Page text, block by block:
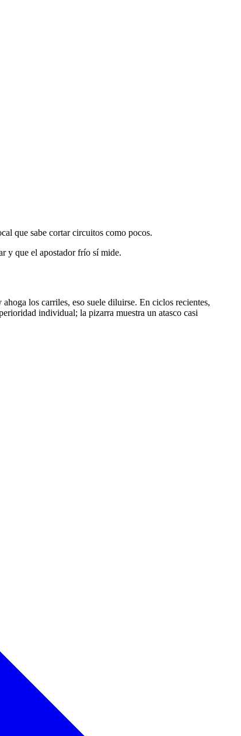
que sabe cortar circuitos como pocos.
y que el apostador frío sí mide.
los carriles, eso suele diluirse. En ciclos recientes,
individual; la pizarra muestra un atasco casi